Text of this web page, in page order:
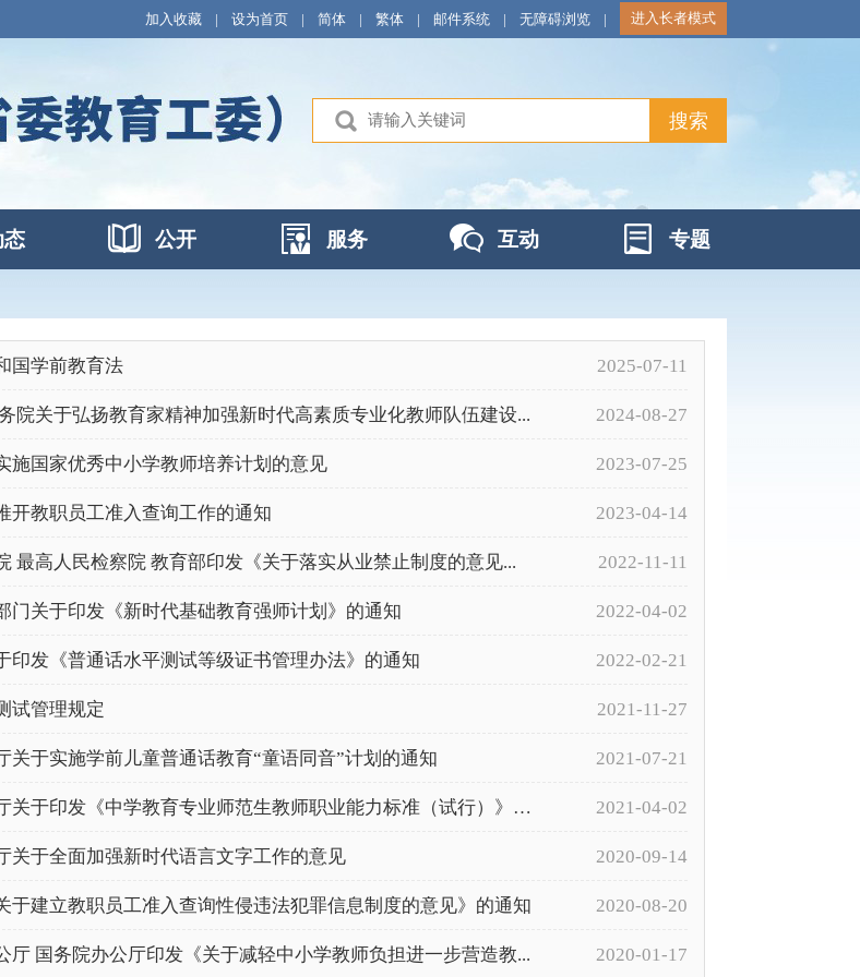
加入收藏 | 设为首页 | 简体 | 繁体 | 邮件系统 | 无障碍浏览 | 进入长者模式
态 公开 服务 互动 专题
国学前教育法 2025-07-11
院关于弘扬教育家精神加强新时代高素质专业化教师队伍建设... 2024-08-27
施国家优秀中小学教师培养计划的意见 2023-07-25
开教职员工准入查询工作的通知 2023-04-14
最高人民检察院 教育部印发《关于落实从业禁止制度的意见... 2022-11-11
门关于印发《新时代基础教育强师计划》的通知 2022-04-02
印发《普通话水平测试等级证书管理办法》的通知 2022-02-21
试管理规定 2021-11-27
关于实施学前儿童普通话教育“童语同音”计划的通知 2021-07-21
教育部办公厅关于印发《中学教育专业师范生教师职业能力标准（试行）》等... 2021-04-02
关于全面加强新时代语言文字工作的意见 2020-09-14
于建立教职员工准入查询性侵违法犯罪信息制度的意见》的通知 2020-08-20
厅 国务院办公厅印发《关于减轻中小学教师负担进一步营造教... 2020-01-17